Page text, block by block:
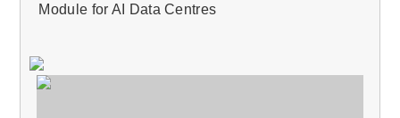
Module for AI Data Centres